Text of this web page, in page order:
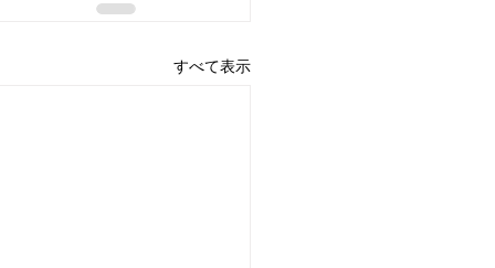
すべて表示